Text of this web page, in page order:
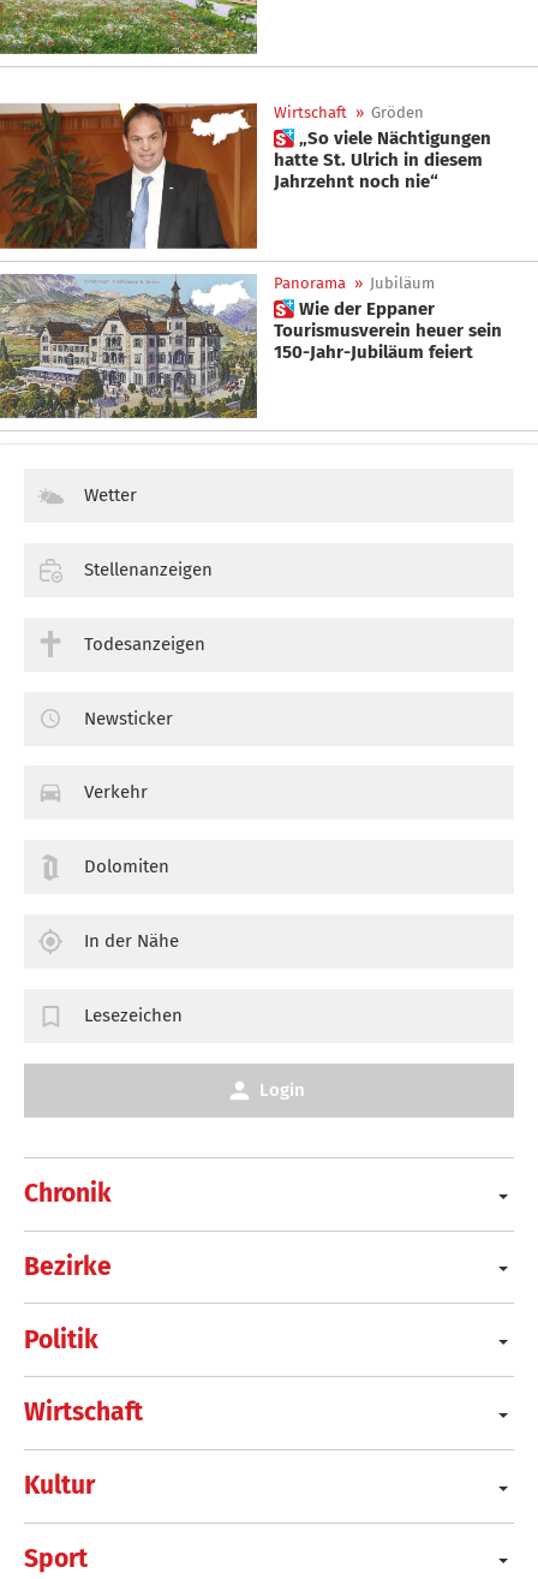
Wirtschaft » Gröden
 „So viele Nächtigungen
hatte St. Ulrich in diesem
Jahrzehnt noch nie“
Panorama » Jubiläum
 Wie der Eppaner
Tourismusverein heuer sein
150-Jahr-Jubiläum feiert
Chronik
Bezirke
Politik
Wirtschaft
Kultur
Sport
Wetter
Stellenanzeigen
Todesanzeigen
Newsticker
Verkehr
Dolomiten
In der Nähe
Lesezeichen
Login